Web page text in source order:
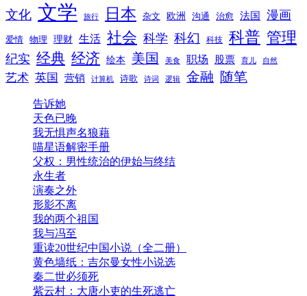
文化 文学 旅行 日本 杂文 欧洲 沟通 治愈 法国 漫画
爱情 物理 理财 生活 社会 科学 科幻 科技 科普 管理
纪实 经典 经济 绘本 美国 美食 职场 股票 育儿 自然
艺术 英国 营销 计算机 诗歌 诗词 逻辑 金融 随笔
告诉她
天色已晚
我无惧声名狼藉
喵星语解密手册
父权：男性统治的伊始与终结
永生者
演奏之外
形影不离
我的两个祖国
我与冯至
重读20世纪中国小说（全二册）
黄色墙纸：吉尔曼女性小说选
秦二世必须死
紫云村：大唐小吏的生死逃亡